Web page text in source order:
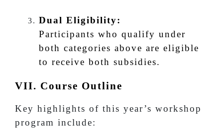
Dual Eligibility:
Participants who qualify under
both categories above are eligible
to receive both subsidies.
VII. Course Outline
Key highlights of this year’s workshop
program include: